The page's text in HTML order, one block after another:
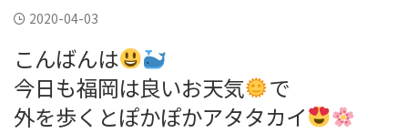
2020-04-03
こんばんは
今日も福岡は良いお天気
で
外を歩くとぽかぽかアタタカイ